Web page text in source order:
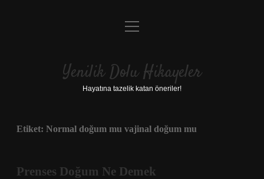
Anasayfa
Yasal Uyarı
menüyü
Yenilik Dolu Hikayeler
Hayatına tazelik katan öneriler!
Etiket: Normal doğum mu vajinal doğum mu
Prenses Doğum Ne Demek